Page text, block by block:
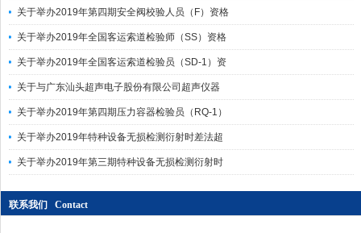
关于举办2019年第四期安全阀校验人员（F）资格
关于举办2019年全国客运索道检验师（SS）资格
关于举办2019年全国客运索道检验员（SD-1）资
关于与广东汕头超声电子股份有限公司超声仪器
关于举办2019年第四期压力容器检验员（RQ-1）
关于举办2019年特种设备无损检测衍射时差法超
关于举办2019年第三期特种设备无损检测衍射时
联系我们 Contact